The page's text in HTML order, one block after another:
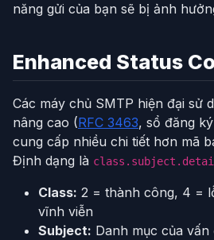
năng gửi của bạn sẽ bị ảnh
Enhanced Status
Các máy chủ SMTP hiện đại sử
nâng cao (RFC 3463, sổ đăng
cung cấp nhiều chi tiết hơn mã
Định dạng là
Class: 2 = thành công, 4 =
vĩnh viễn
Subject: Danh mục của vấn